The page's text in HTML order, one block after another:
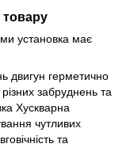
товару
установка має
двигун герметично
забруднень та
Хускварна
чутливих
та